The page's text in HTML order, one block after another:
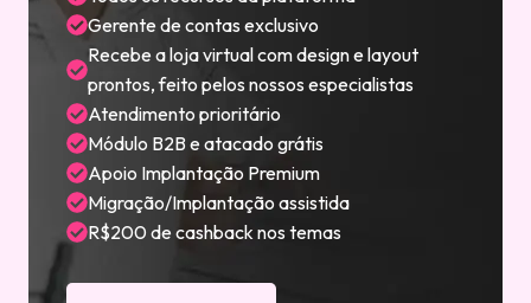
Gerente de contas exclusivo
Recebe a loja virtual com design e layout
prontos, feito pelos nossos especialistas
Atendimento prioritário
Módulo B2B e atacado grátis
Apoio Implantação Premium
Migração/Implantação assistida
R$200 de cashback nos temas